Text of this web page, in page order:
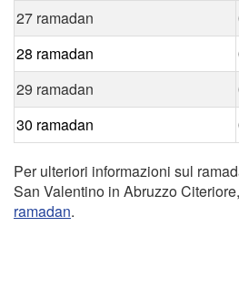
27 ramadan
28 ramadan
29 ramadan
30 ramadan
Per ulteriori informazioni sul
San Valentino in Abruzzo Citeriore,
ramadan.